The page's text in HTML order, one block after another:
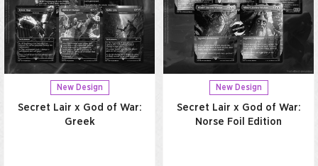
New Design
Secret Lair x God of War:
Greek
New Design
Secret Lair x God of War:
Norse Foil Edition